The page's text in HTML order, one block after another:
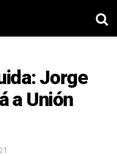
Jorge
a Unión